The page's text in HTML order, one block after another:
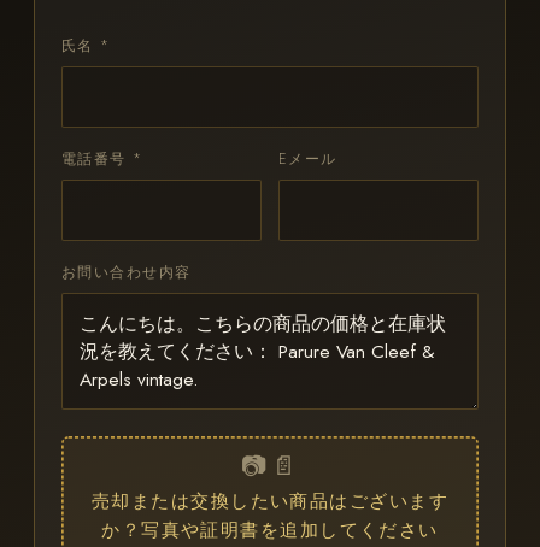
氏名 *
電話番号 * Eメール
お問い合わせ内容
📷 📄
売却または交換したい商品はございます
か？写真や証明書を追加してください